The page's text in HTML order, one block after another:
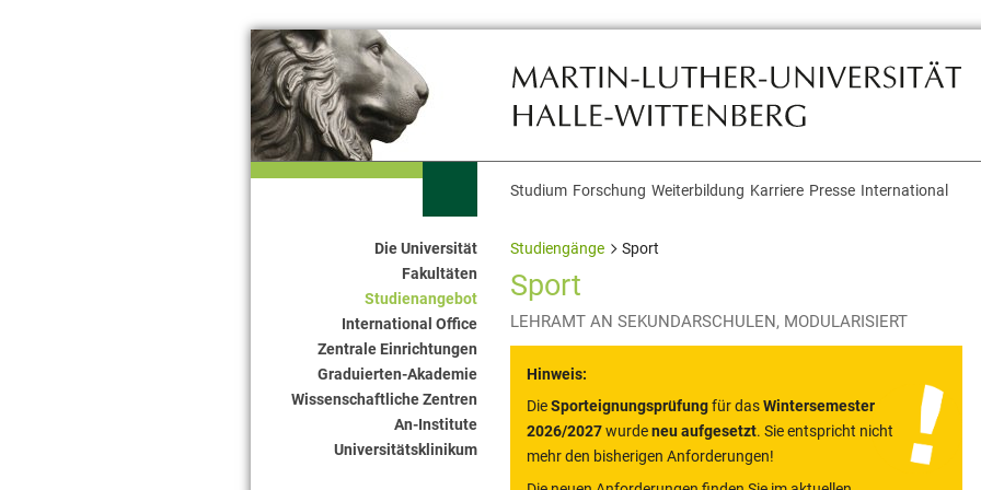
Themennavigation
Studium Forschung Weiterbildung Karriere Presse International
Seitennavigation
Die Universität
Fakultäten
Studienangebot
International Office
Zentrale Einrichtungen
Graduierten-Akademie
Wissenschaftliche Zentren
An-Institute
Universitätsklinikum
Studiengänge Sport
Sport
LEHRAMT AN SEKUNDARSCHULEN, MODULARISIERT
Hinweis:
DieSporteignungsprüfungfür dasWintersemester
2026/2027wurdeneu aufgesetzt. Sie entspricht nicht
mehr den bisherigen Anforderungen!